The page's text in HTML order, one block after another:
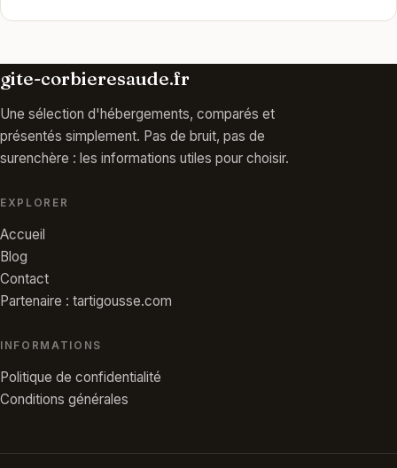
gite-corbieresaude.fr
Une sélection d'hébergements, comparés et
présentés simplement. Pas de bruit, pas de
surenchère : les informations utiles pour choisir.
EXPLORER
Accueil
Blog
Contact
Partenaire : tartigousse.com
INFORMATIONS
Politique de confidentialité
Conditions générales